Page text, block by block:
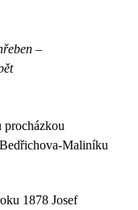
–
procházkou
Maliníku
1878 Josef